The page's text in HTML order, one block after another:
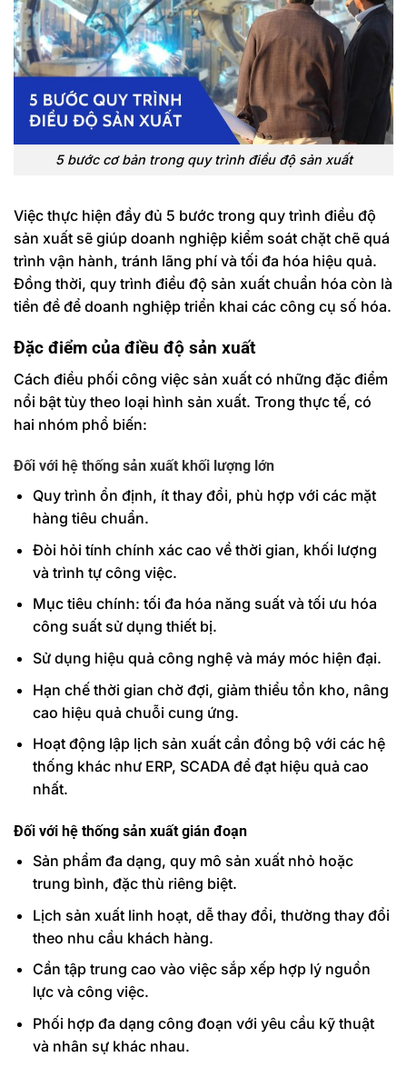
5 bước cơ bản trong quy trình điều độ sản xuất
Việc thực hiện đầy đủ 5 bước trong quy trình điều độ
sản xuất sẽ giúp doanh nghiệp kiểm soát chặt chẽ quá
trình vận hành, tránh lãng phí và tối đa hóa hiệu quả.
Đồng thời, quy trình điều độ sản xuất chuẩn hóa còn là
tiền đề để doanh nghiệp triển khai các công cụ số hóa.
Đặc điểm của điều độ sản xuất
Cách điều phối công việc sản xuất có những đặc điểm
nổi bật tùy theo loại hình sản xuất. Trong thực tế, có
hai nhóm phổ biến:
Đối với hệ thống sản xuất khối lượng lớn
Quy trình ổn định, ít thay đổi, phù hợp với các mặt
hàng tiêu chuẩn.
Đòi hỏi tính chính xác cao về thời gian, khối lượng
và trình tự công việc.
Mục tiêu chính: tối đa hóa năng suất và tối ưu hóa
công suất sử dụng thiết bị.
Sử dụng hiệu quả công nghệ và máy móc hiện đại.
Hạn chế thời gian chờ đợi, giảm thiểu tồn kho, nâng
cao hiệu quả chuỗi cung ứng.
Hoạt động lập lịch sản xuất cần đồng bộ với các hệ
thống khác như ERP, SCADA để đạt hiệu quả cao
nhất.
Đối với hệ thống sản xuất gián đoạn
Sản phẩm đa dạng, quy mô sản xuất nhỏ hoặc
trung bình, đặc thù riêng biệt.
Lịch sản xuất linh hoạt, dễ thay đổi, thường thay đổi
theo nhu cầu khách hàng.
Cần tập trung cao vào việc sắp xếp hợp lý nguồn
lực và công việc.
Phối hợp đa dạng công đoạn với yêu cầu kỹ thuật
và nhân sự khác nhau.